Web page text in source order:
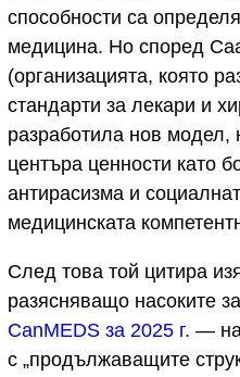
способности са
медицина. Но според
(организацията, която
стандарти за лекари и
разработила нов модел,
центъра ценности като
антирасизма и
медицинската
След това той цитира
разясняващо насоките
CanMEDS за 2025 г. —
с „продължаващите